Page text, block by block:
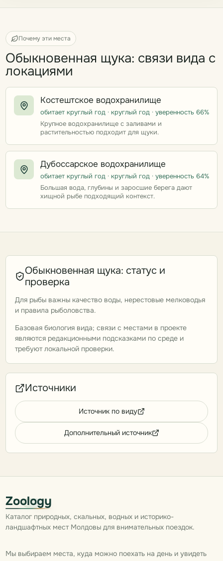
Почему эти места
Обыкновенная щука: связи вида с
локациями
Костештское водохранилище
обитает круглый год · круглый год · уверенность 66%
Крупное водохранилище с заливами и
растительностью подходит для щуки.
Дубоссарское водохранилище
обитает круглый год · круглый год · уверенность 64%
Большая вода, глубины и заросшие берега дают
хищной рыбе подходящий контекст.
Обыкновенная щука: статус и
проверка
Для рыбы важны качество воды, нерестовые мелководья
и правила рыболовства.
Базовая биология вида; связи с местами в проекте
являются редакционными подсказками по среде и
требуют локальной проверки.
Источники
Источник по виду
Дополнительный источник
Zoology
Каталог природных, скальных, водных и историко-
ландшафтных мест Молдовы для внимательных поездок.
Мы выбираем места, куда можно поехать на день и увидеть